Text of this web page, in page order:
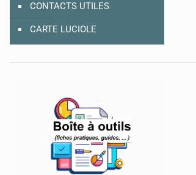
CONTACTS UTILES
CARTE LUCIOLE